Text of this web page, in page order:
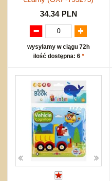
34.34 PLN
wysyłamy w ciągu 72h
ilość dostępna: 6 *